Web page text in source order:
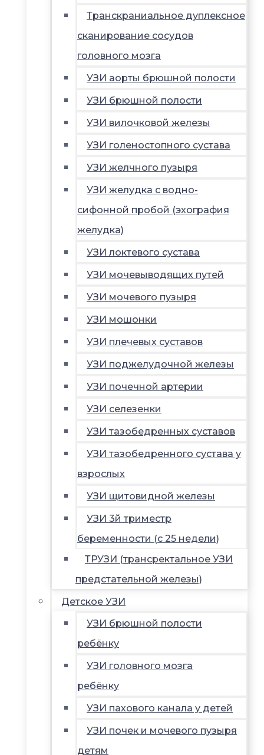
Транскраниальное дуплексное
сканирование сосудов
головного мозга
УЗИ аорты брюшной полости
УЗИ брюшной полости
УЗИ вилочковой железы
УЗИ голеностопного сустава
УЗИ желчного пузыря
УЗИ желудка с водно-
сифонной пробой (эхография
желудка)
УЗИ локтевого сустава
УЗИ мочевыводящих путей
УЗИ мочевого пузыря
УЗИ мошонки
УЗИ плечевых суставов
УЗИ поджелудочной железы
УЗИ почечной артерии
УЗИ селезенки
УЗИ тазобедренных суставов
УЗИ тазобедренного сустава у
взрослых
УЗИ щитовидной железы
УЗИ 3й триместр
беременности (с 25 недели)
ТРУЗИ (трансректальное УЗИ
предстательной железы)
Детское УЗИ
УЗИ брюшной полости
ребёнку
УЗИ головного мозга
ребёнку
УЗИ пахового канала у детей
УЗИ почек и мочевого пузыря
детям